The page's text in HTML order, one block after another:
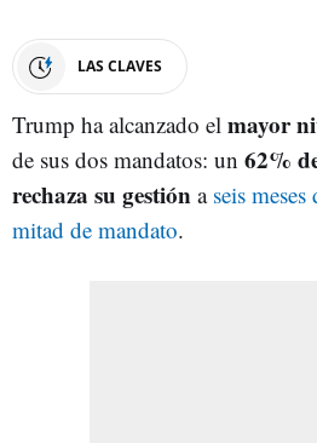
LAS CLAVES
Trump ha alcanzado el mayor
de sus dos mandatos: un 62%
rechaza su gestión a seis
mitad de mandato.